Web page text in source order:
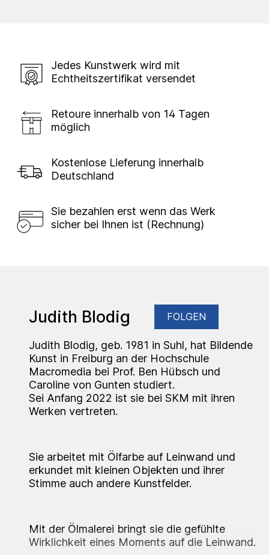
Jedes Kunstwerk wird mit
Echtheitszertifikat versendet
Retoure innerhalb von 14 Tagen
möglich
Kostenlose Lieferung innerhalb
Deutschland
Sie bezahlen erst wenn das Werk
sicher bei Ihnen ist (Rechnung)
Judith Blodig FOLGEN
Judith Blodig, geb. 1981 in Suhl, hat Bildende
Kunst in Freiburg an der Hochschule
Macromedia bei Prof. Ben Hübsch und
Caroline von Gunten studiert.
Sei Anfang 2022 ist sie bei SKM mit ihren
Werken vertreten.
Sie arbeitet mit Ölfarbe auf Leinwand und
erkundet mit kleinen Objekten und ihrer
Stimme auch andere Kunstfelder.
Mit der Ölmalerei bringt sie die gefühlte
Wirklichkeit eines Moments auf die Leinwand.